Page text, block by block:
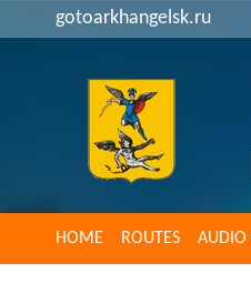
gotoarkhangelsk.ru
HOME ROUTES AUDIO